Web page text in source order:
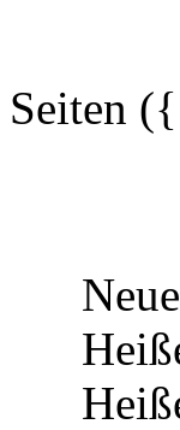
Seiten